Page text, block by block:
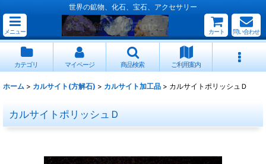
世界の鉱物、化石、宝石、アクセサリー
メニュー カート 問い合わせ
カテゴリ マイページ 商品検索 ご利用案内
ホーム > カルサイト(方解石) > カルサイト加工品 > カルサイトポリッシュＤ
カルサイトポリッシュＤ